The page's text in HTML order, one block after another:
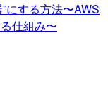
にする方法〜AWS
仕組み〜